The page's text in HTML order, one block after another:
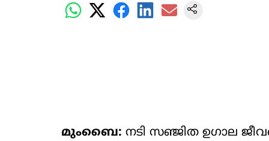
മുംബൈ: നടി സഞ്ജിത ഉഗാല